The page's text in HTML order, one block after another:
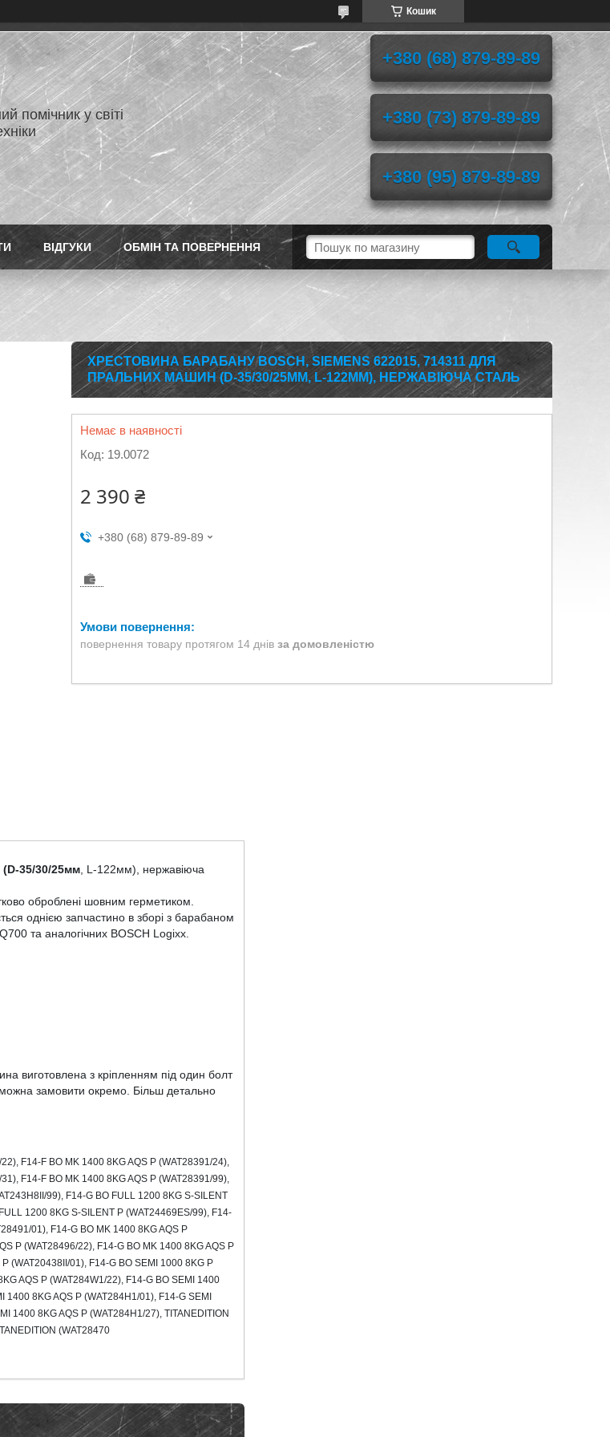
Кошик
помічник у світі
+380 (68) 879-89-89
+380 (73) 879-89-89
+380 (95) 879-89-89
ВІДГУКИ ОБМІН ТА ПОВЕРНЕННЯ
ХРЕСТОВИНА БАРАБАНУ BOSCH, SIEMENS 622015, 714311 ДЛЯ
ПРАЛЬНИХ МАШИН (D-35/30/25ММ, L-122ММ), НЕРЖАВІЮЧА СТАЛЬ
Немає в наявності
Код: 19.0072
2 390 ₴
+380 (68) 879-89-89
повернення товару протягом 14 днів за домовленістю
(D-35/30/25мм L -122мм), нержавіюча
оброблені шовним герметиком.
однією запчастино в зборі з барабаном
700 та аналогічних BOSCH Logixx
виготовлена з кріпленням під один болт
замовити окремо. Більш детально
F14-F BO MK 1400 8KGAQS P (WAT28391/24),
F14-F BO MK 1400 8KGAQS P (WAT28391/99),
243 H8 /99), F14-G BO FULL 1200 8KG S-SILENT
FULL 1200 8KG S-SILENT P (WAT24469 ES/99), F14-
28491/01), F14-G BO MK 1400 8KGAQS P
P (WAT28496/22), F14-G BO MK 1400 8KGAQS P
P (WAT20438 /01), F14-G BO SEMI 1000 8KG P
KGAQS P (WAT284W1/22), F14-G BO SEMI
1400
1400 8KGAQS P (WAT284H 1/01), F14-G SEMI
1400 8KGAQS P (WAT284H 1/27), TITANEDITION
(WAT28470